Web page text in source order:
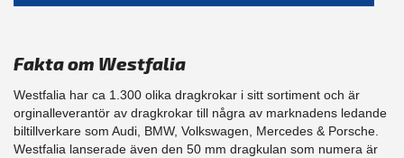
Fakta om Westfalia
Westfalia har ca 1.300 olika dragkrokar i sitt sortiment och är
orginalleverantör av dragkrokar till några av marknadens ledande
biltillverkare som Audi, BMW, Volkswagen, Mercedes & Porsche.
Westfalia lanserade även den 50 mm dragkulan som numera är